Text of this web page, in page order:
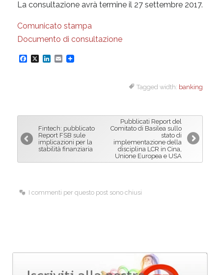
La consultazione avrà termine il 27 settembre 2017.
Comunicato stampa
Documento di consultazione
F
b
o
X
L
e
d
I
n
E
l
Tagged width: banking
Fintech: pubblicato
Report FSB sule
implicazioni per la
stabilità finanziaria
Pubblicati Report del
Comitato di Basilea sullo
stato di
implementazione della
disciplina LCR in Cina,
Unione Europea e USA
I commenti per questo post sono chiusi